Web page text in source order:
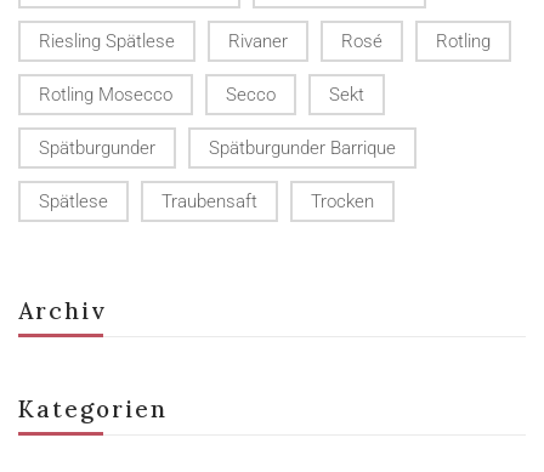
Riesling Spätlese Rivaner Rosé Rotling
Rotling Mosecco Secco Sekt
Spätburgunder Spätburgunder Barrique
Spätlese Traubensaft Trocken
Archiv
Kategorien